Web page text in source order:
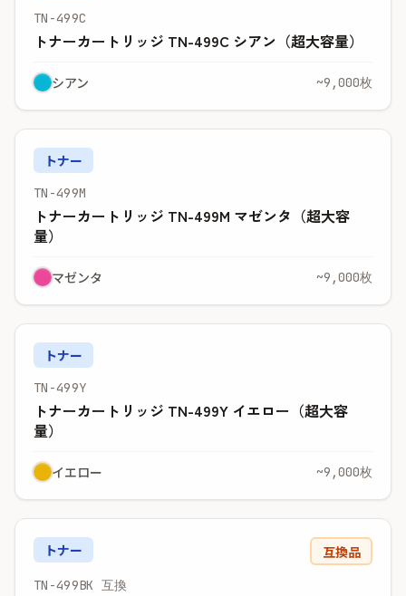
TN-499C
トナーカートリッジ TN-499C シアン（超大容量）
シアン ~9,000枚
トナー
TN-499M
トナーカートリッジ TN-499M マゼンタ（超大容
量）
マゼンタ ~9,000枚
トナー
TN-499Y
トナーカートリッジ TN-499Y イエロー（超大容
量）
イエロー ~9,000枚
トナー 互換品
TN-499BK 互換